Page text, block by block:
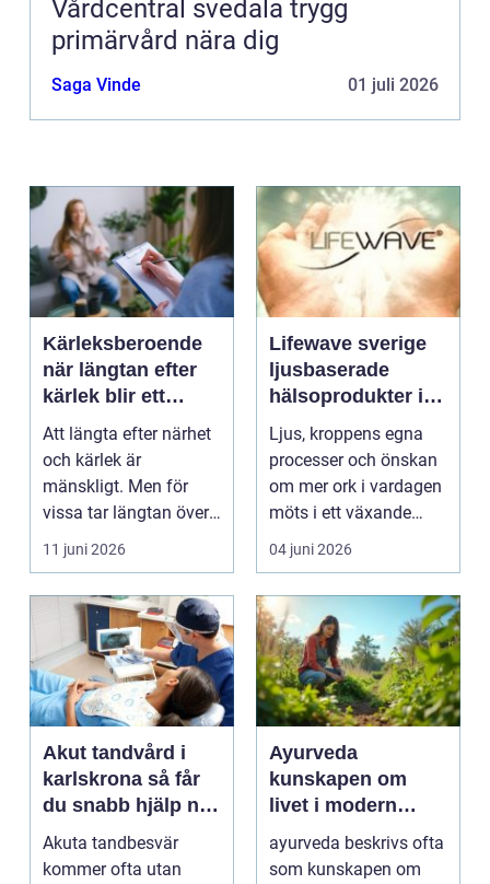
Vårdcentral svedala trygg
primärvård nära dig
Saga Vinde 01 juli 2026
Kärleksberoende
när längtan efter
kärlek blir ett
beroende
Att längta efter närhet
och kärlek är
mänskligt. Men för
vissa tar längtan över
helt. Relationer, fö...
11 juni 2026
Lifewave sverige
ljusbaserade
hälsoprodukter i
fokus
Ljus, kroppens egna
processer och önskan
om mer ork i vardagen
möts i ett växande
intresse för fotot...
04 juni 2026
Akut tandvård i
karlskrona så får
du snabb hjälp när
tanden krisar
Akuta tandbesvär
kommer ofta utan
Ayurveda
kunskapen om
livet i modern
vardag
ayurveda beskrivs ofta
som kunskapen om